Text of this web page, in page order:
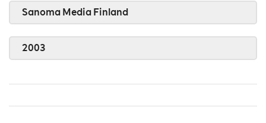
Sanoma Media Finland
2003